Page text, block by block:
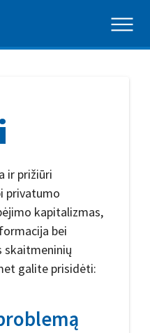
ir prižiūri
privatumo
kapitalizmas,
bei
skaitmeninių
galite prisidėti: